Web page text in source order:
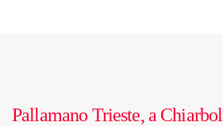
Pallamano Trieste, a